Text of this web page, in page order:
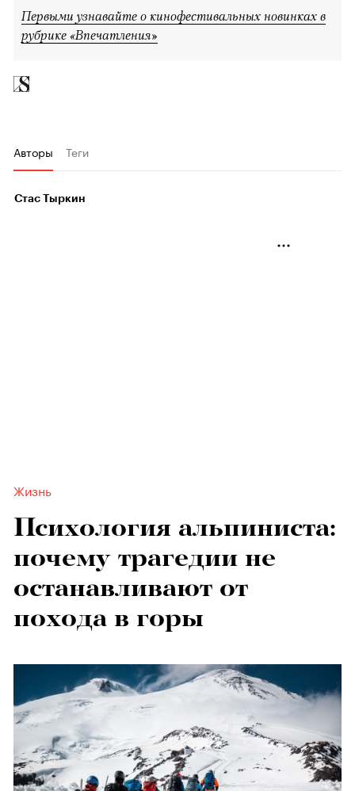
Первыми узнавайте о кинофестивальных новинках в
рубрике «Впечатления»
Авторы Теги
Стас Тыркин
Жизнь
Психология альпиниста:
почему трагедии не
останавливают от
похода в горы